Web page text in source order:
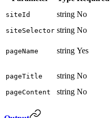
siteId string No
siteSelector string No
pageName string Yes
pageTitle string No
pageContent string No